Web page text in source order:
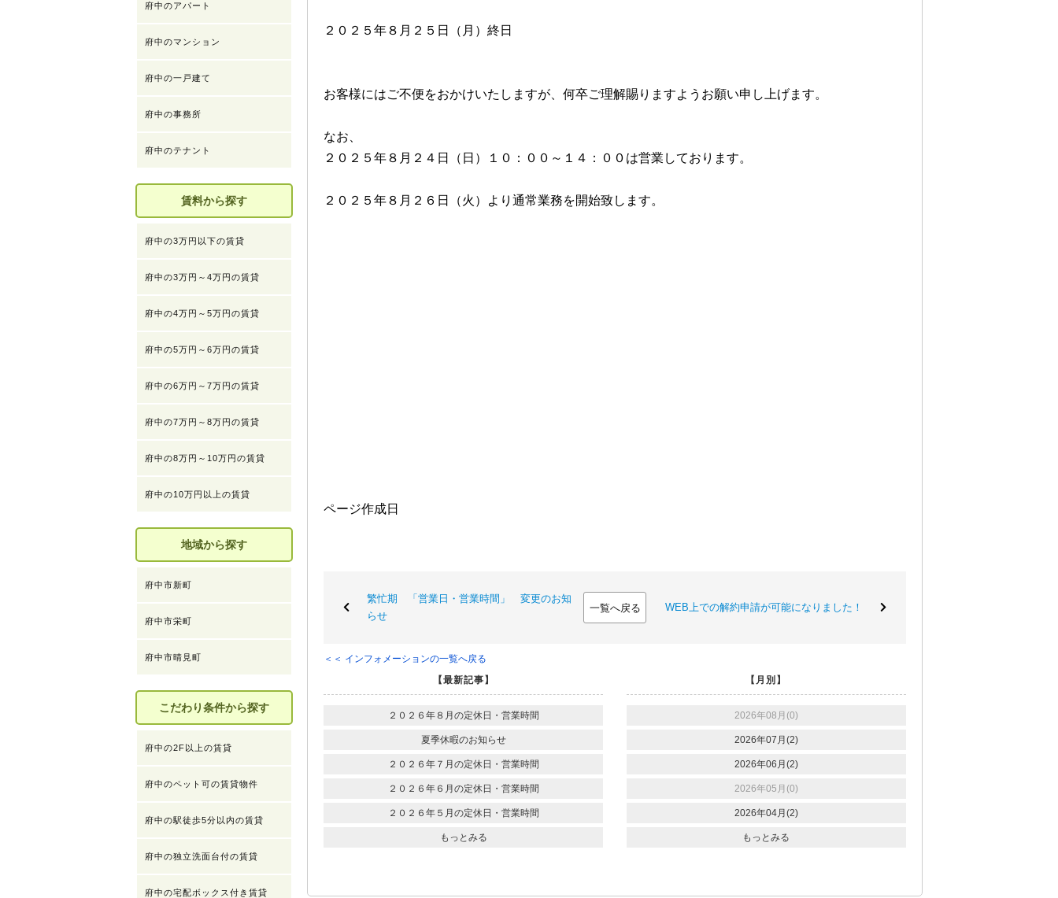
２０２５年８月２５日（月）終日
お客様にはご不便をおかけいたしますが、何卒ご理解賜りますようお願い申し上げます。
なお、
２０２５年８月２４日（日）１０：００～１４：００は営業しております。
２０２５年８月２６日（火）より通常業務を開始致します。
ページ作成日
繁忙期 「営業日・営業時間」 変更のお知
らせ
一覧へ戻る WEB上での解約申請が可能になりました！
＜＜ インフォメーションの一覧へ戻る
【最新記事】
２０２６年８月の定休日・営業時間
夏季休暇のお知らせ
２０２６年７月の定休日・営業時間
２０２６年６月の定休日・営業時間
２０２６年５月の定休日・営業時間
もっとみる
【月別】
2026年08月(0)
2026年07月(2)
2026年06月(2)
2026年05月(0)
2026年04月(2)
もっとみる
府中のアパート
府中のマンション
府中の一戸建て
府中の事務所
府中のテナント
賃料から探す
府中の3万円以下の賃貸
府中の3万円～4万円の賃貸
府中の4万円～5万円の賃貸
府中の5万円～6万円の賃貸
府中の6万円～7万円の賃貸
府中の7万円～8万円の賃貸
府中の8万円～10万円の賃貸
府中の10万円以上の賃貸
地域から探す
府中市新町
府中市栄町
府中市晴見町
こだわり条件から探す
府中の2F以上の賃貸
府中のペット可の賃貸物件
府中の駅徒歩5分以内の賃貸
府中の独立洗面台付の賃貸
府中の宅配ボックス付き賃貸